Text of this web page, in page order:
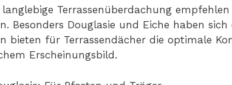
langlebige Terrassenüberdachung
Besonders Douglasie und Eiche haben
bieten für Terrassendächer die optimale
Erscheinungsbild.